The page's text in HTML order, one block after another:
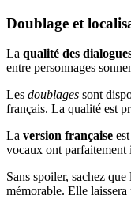
Doublage et
La qualité des
entre personnages
Les doublages sont
français. La qualité est
La version française
vocaux ont parfaitement
Sans spoiler, sachez que
mémorable. Elle